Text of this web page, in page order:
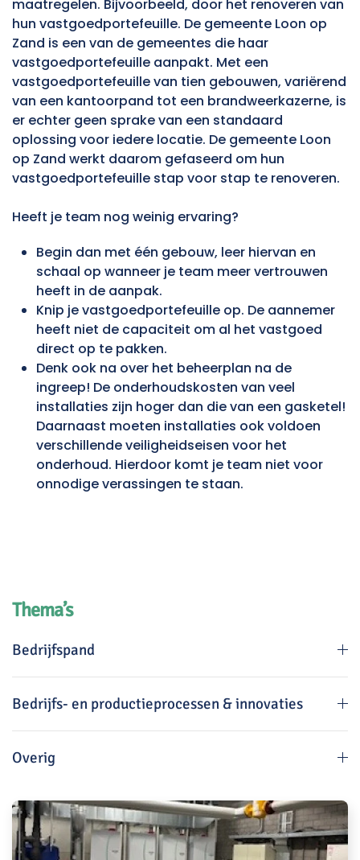
maatregelen. Bijvoorbeeld, door het renoveren van
hun vastgoedportefeuille. De gemeente Loon op
Zand is een van de gemeentes die haar
vastgoedportefeuille aanpakt. Met een
vastgoedportefeuille van tien gebouwen, variërend
van een kantoorpand tot een brandweerkazerne, is
er echter geen sprake van een standaard
oplossing voor iedere locatie. De gemeente Loon
op Zand werkt daarom gefaseerd om hun
vastgoedportefeuille stap voor stap te renoveren.
Heeft je team nog weinig ervaring?
Begin dan met één gebouw, leer hiervan en
schaal op wanneer je team meer vertrouwen
heeft in de aanpak.
Knip je vastgoedportefeuille op. De aannemer
heeft niet de capaciteit om al het vastgoed
direct op te pakken.
Denk ook na over het beheerplan na de
ingreep! De onderhoudskosten van veel
installaties zijn hoger dan die van een gasketel!
Daarnaast moeten installaties ook voldoen
verschillende veiligheidseisen voor het
onderhoud. Hierdoor komt je team niet voor
onnodige verassingen te staan.
Thema’s
Bedrijfspand
Bedrijfs- en productieprocessen & innovaties
Overig